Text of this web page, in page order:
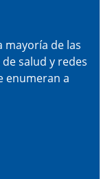
mayoría de las
salud y redes
enumeran a